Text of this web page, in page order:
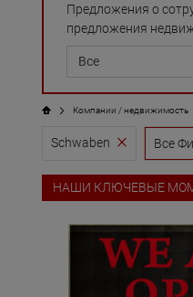
Предложения о
предложения
Компании / недвижимость
Schwaben Все
НАШИ КЛЮЧЕВЫЕ